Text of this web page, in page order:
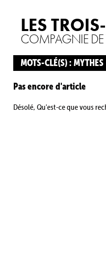
LES
COMPAGNIE DE
MOTS-CLÉ(S) : MYTHES
Pas encore d'article
Désolé, Qu'est-ce que vous